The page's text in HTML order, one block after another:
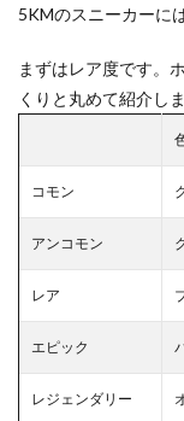
5KMのスニーカーに
まずはレア度です。
くりと丸めて紹介しま
コモン
アンコモン
レア
エピック
レジェンダリー